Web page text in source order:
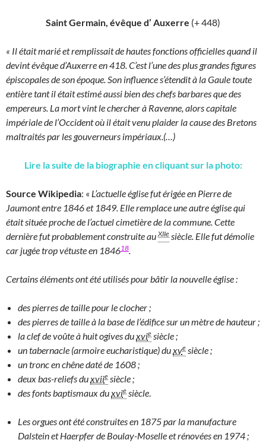
Saint Germain, évêque d’ Auxerre (+ 448)
« Il était marié et remplissait de hautes fonctions officielles quand il
devint évêque d’Auxerre en 418. C’est l’une des plus grandes figures
épiscopales de son époque. Son influence s’étendit à la Gaule toute
entière tant il était estimé aussi bien des chefs barbares que des
empereurs. La mort vint le chercher à Ravenne, alors capitale
impériale de l’Occident où il était venu plaider la cause des Bretons
maltraités par les gouverneurs impériaux.(…)
Lire la suite de la biographie en cliquant sur la photo:
Source Wikipedia: « L’actuelle église fut érigée en Pierre de
Jaumont entre 1846 et 1849. Elle remplace une autre église qui
était située proche de l’actuel cimetière de la commune. Cette
dernière fut probablement construite auXIIe siècle. Elle fut démolie
car jugée trop vétuste en 184618.
Certains éléments ont été utilisés pour bâtir la nouvelle église :
des pierres de taille pour le clocher ;
des pierres de taille à la base de l’édifice sur un mètre de hauteur ;
la clef de voûte à huit ogives duxvie siècle ;
un tabernacle (armoire eucharistique) duxve siècle ;
un tronc en chêne daté de 1608 ;
deux bas-reliefs duxviie siècle ;
des fonts baptismaux duxvie siècle.
Les orgues ont été construites en 1875 par la manufacture
Dalstein et Haerpfer de Boulay-Moselle et rénovées en 1974 ;